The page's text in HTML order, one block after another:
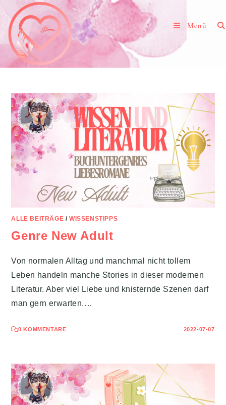
Inhalt
springen
Menü
ALLE BEITRÄGE /WISSENSTIPPS
Genre New Adult
Von normalen Alltag und manchmal nicht tollem
Leben handeln manche Stories in dieser modernen
Literatur. Aber viel Liebe und knisternde Szenen darf
man gern erwarten.…
0 KOMMENTARE 2022-07-07